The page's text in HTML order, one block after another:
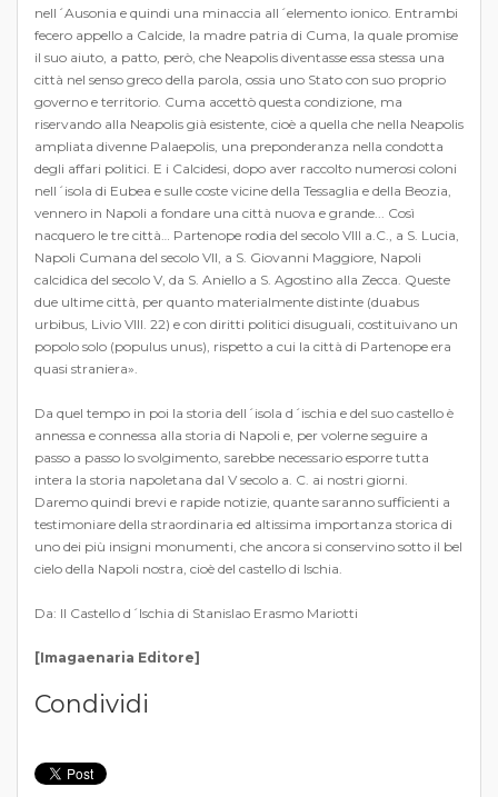
nell´Ausonia e quindi una minaccia all´elemento ionico. Entrambi
fecero appello a Calcide, la madre patria di Cuma, la quale promise
il suo aiuto, a patto, però, che Neapolis diventasse essa stessa una
città nel senso greco della parola, ossia uno Stato con suo proprio
governo e territorio. Cuma accettò questa condizione, ma
riservando alla Neapolis già esistente, cioè a quella che nella Neapolis
ampliata divenne Palaepolis, una preponderanza nella condotta
degli affari politici. E i Calcidesi, dopo aver raccolto numerosi coloni
nell´isola di Eubea e sulle coste vicine della Tessaglia e della Beozia,
vennero in Napoli a fondare una città nuova e grande... Così
nacquero le tre città… Partenope rodia del secolo VIII a.C., a S. Lucia,
Napoli Cumana del secolo VII, a S. Giovanni Maggiore, Napoli
calcidica del secolo V, da S. Aniello a S. Agostino alla Zecca. Queste
due ultime città, per quanto materialmente distinte (duabus
urbibus, Livio VIII. 22) e con diritti politici disuguali, costituivano un
popolo solo (populus unus), rispetto a cui la città di Partenope era
quasi straniera».
Da quel tempo in poi la storia dell´isola d´ischia e del suo castello è
annessa e connessa alla storia di Napoli e, per volerne seguire a
passo a passo lo svolgimento, sarebbe necessario esporre tutta
intera la storia napoletana dal V secolo a. C. ai nostri giorni.
Daremo quindi brevi e rapide notizie, quante saranno sufficienti a
testimoniare della straordinaria ed altissima importanza storica di
uno dei più insigni monumenti, che ancora si conservino sotto il bel
cielo della Napoli nostra, cioè del castello di Ischia.
Da: Il Castello d´Ischia di Stanislao Erasmo Mariotti
[Imagaenaria Editore]
Condividi